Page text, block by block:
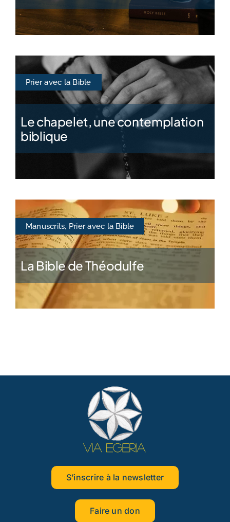
Prier avec la Bible
Le chapelet, une contemplation
biblique
Manuscrits, Prier avec la Bible
La Bible de Théodulfe
S’inscrire à la newsletter
Faire un don